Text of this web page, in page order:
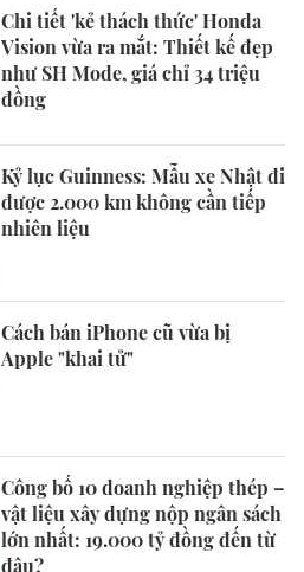
Chi tiết 'kẻ thách thức' Honda
Vision vừa ra mắt: Thiết kế đẹp
như SH Mode, giá chỉ 34 triệu
đồng
Kỷ lục Guinness: Mẫu xe Nhật đi
được 2.000 km không cần tiếp
nhiên liệu
Cách bán iPhone cũ vừa bị
Apple "khai tử"
Công bố 10 doanh nghiệp thép –
vật liệu xây dựng nộp ngân sách
lớn nhất: 19.000 tỷ đồng đến từ
đâu?